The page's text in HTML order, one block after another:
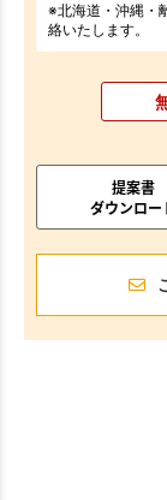
※北海道・沖縄・
絡いたします。
提案書
ダウンロー